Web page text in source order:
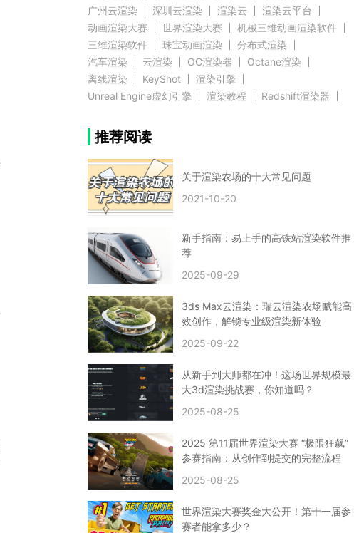
广州云渲染
深圳云渲染 渲染云
渲染云平台
动画渲染大赛
世界渲染大赛
机械三维动画渲染软件
三维渲染软件
珠宝动画渲染
分布式渲染
汽车渲染
云渲染 OC渲染器
Octane渲染
离线渲染
KeyShot
渲染引擎
Unreal Engine虚幻引擎
渲染教程
Redshift渲染器
推荐阅读
3D模型教程
云渲染农场使用教程
渲染图黑色
云渲染农场价格
建筑效果图渲染
渲染速度慢
贴图教程
CG角色制作心得
动画渲染 在线渲染
渲染技巧
雕刻3D模型
Blender云端渲染
maya渲染 CG动画
动画制作
Blender
CG渲染 渲染农场
3dmax云端渲染
渲染图
CG原画
clarisse教程
拟真人物制作 实时渲染
视觉效果
视觉特效
特效 VRay制作案例
VFX案例
手动渲染农场
云渲染小课堂
CPU渲染
Arnold案例
vr渲染器
效果图渲染 免费云渲染
Autodesk
2D转3D
SU渲染 圣诞短片
风暴幽灵船
云渲染大咖专访
CG电影云渲染案例
Houdini建模案例
CG人物制作
Maya基础知识
Blender渲染技巧
3ds Max资讯
3ds Max教程
CG软件资讯
3d云渲染
3dmax渲染
Substance Painter
vray网络渲染
SAAS渲染农场
Lumion
ZBrush技巧
SketchUp教程
3dmax 渲染慢
推荐阅读
关于渲染农场的十大常见问题
2021-10-20
新手指南：易上手的高铁站渲染软件推
荐
2025-09-29
3ds Max云渲染：瑞云渲染农场赋能高
效创作，解锁专业级渲染新体验
2025-09-22
从新手到大师都在冲！这场世界规模最
大3d渲染挑战赛，你知道吗？
2025-08-25
2025 第11届世界渲染大赛 “极限狂飙”
参赛指南：从创作到提交的完整流程
2025-08-25
世界渲染大赛奖金大公开！第十一届参
赛者能拿多少？